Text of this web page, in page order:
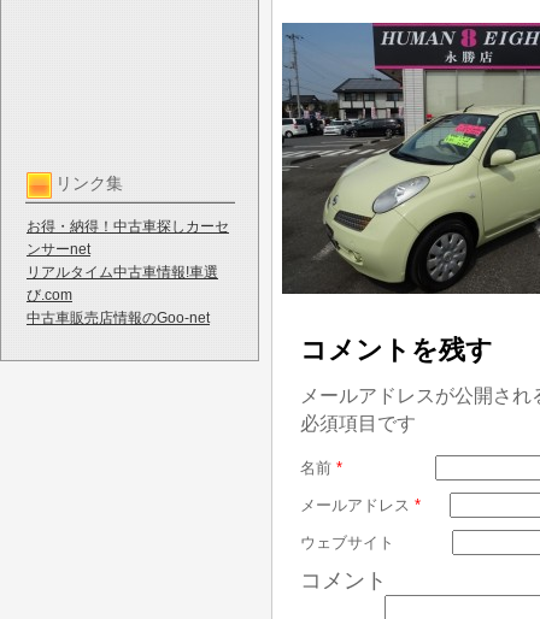
リンク集
お得・納得！中古車探しカーセ
ンサーnet
リアルタイム中古車情報!車選
び.com
中古車販売店情報のGoo-net
コメントを残す
メールアドレスが公開さ
必須項目です
名前 *
メールアドレス *
ウェブサイト
コメント